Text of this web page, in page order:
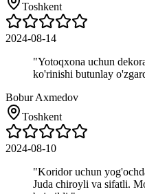
Toshkent
2024-08-14
"Yotoqxona uchun
ko'rinishi butunlay
Bobur Axmedov
Toshkent
2024-08-10
"Koridor uchun
Juda chiroyli va sifatli.